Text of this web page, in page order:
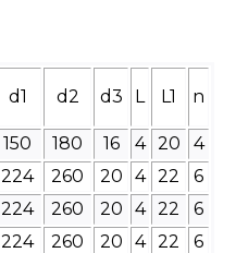
d1 d2 d3 L L1 n
150 180 16 4 20
4
224 260 20 4 22
6
224 260 20 4 22
6
224 260 20 4 22 6